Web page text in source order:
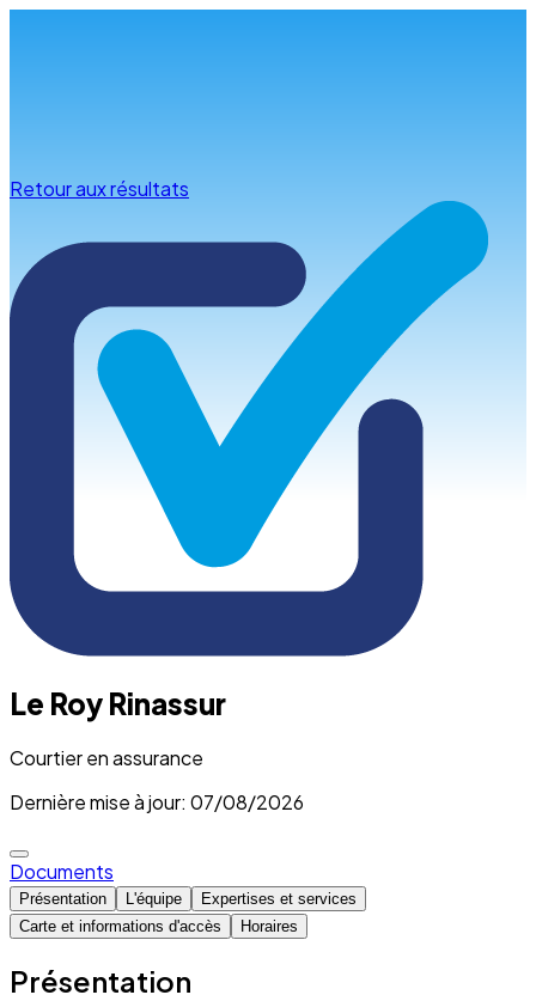
Retour aux résultats
Le Roy Rinassur
Courtier en assurance
Dernière mise à jour: 07/08/2026
Documents
Présentation L'équipe
Expertises et services
Carte et informations d'accès
Horaires
Présentation